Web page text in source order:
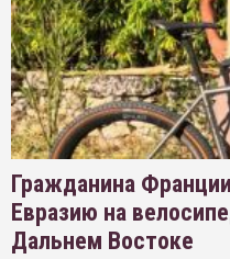
Гражданина
Евразию на
Дальнем Востоке